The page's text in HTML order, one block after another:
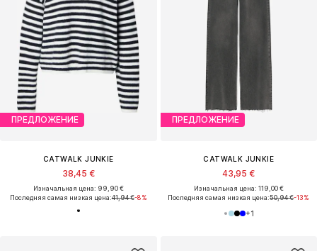
ПРЕДЛОЖЕНИЕ
CATWALK JUNKIE
38,45 €
Изначальная цена: 99,90 €
Последняя самая низкая цена:41,94 €-8%
ПРЕДЛОЖЕНИЕ
CATWALK JUNKIE
43,95 €
Изначальная цена: 119,00 €
Последняя самая низкая цена:50,94 €-13%
+1